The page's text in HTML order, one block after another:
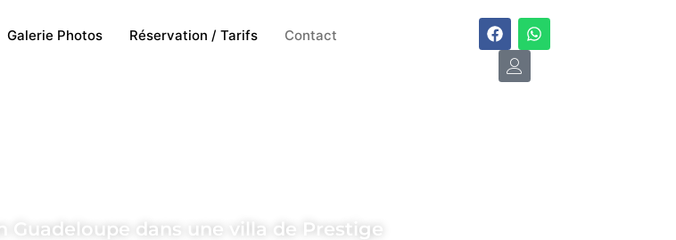
Galerie Photos Réservation / Tarifs Contact
Guadeloupe dans une villa de Prestige